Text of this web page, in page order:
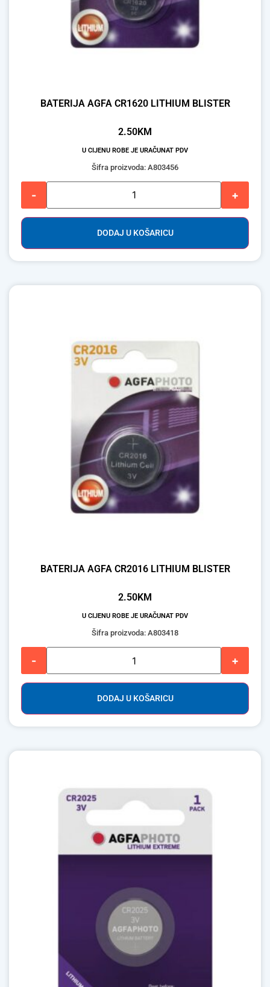
BATERIJA AGFA CR1620 LITHIUM BLISTER
2.50KM
U CIJENU ROBE JE URAČUNAT PDV
Šifra proizvoda: A803456
- +
DODAJ U KOŠARICU
BATERIJA AGFA CR2016 LITHIUM BLISTER
2.50KM
U CIJENU ROBE JE URAČUNAT PDV
Šifra proizvoda: A803418
- +
DODAJ U KOŠARICU